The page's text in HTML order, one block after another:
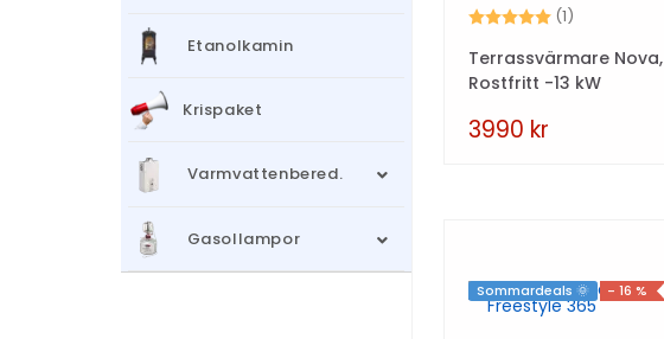
Betyg: (1)
Terrassvärmare Nova,
Rostfritt -13 kW
3990 kr
Sommardeals 🌞 - 16 %
Etanolkamin
Krispaket
Varmvattenbered.
Gasollampor